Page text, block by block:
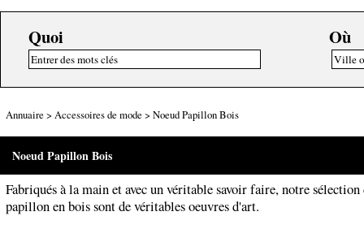
Quoi Où
Annuaire > Accessoires de mode > Noeud Papillon Bois
Noeud Papillon Bois
Fabriqués à la main et avec un véritable savoir faire, notre sélection
papillon en bois sont de véritables oeuvres d'art.